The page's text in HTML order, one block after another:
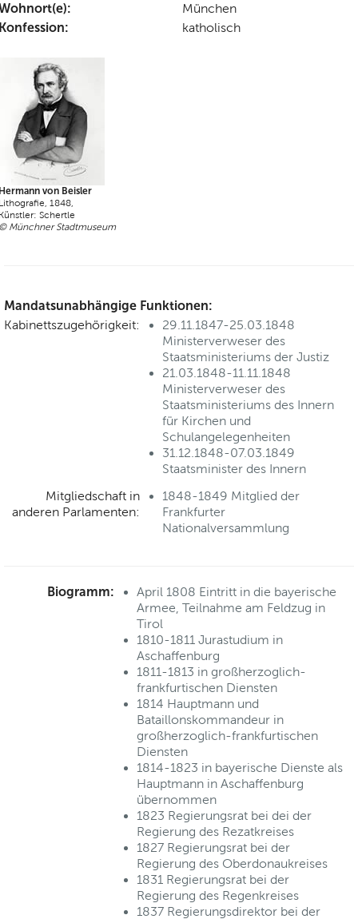
München
katholisch
von Beisler
1848,
Schertle
Münchner Stadtmuseum
Mandatsunabhängige Funktionen:
Kabinettszugehörigkeit:
29.11.1847-25.03.1848
Ministerverweser des
Staatsministeriums der Justiz
21.03.1848-11.11.1848
Ministerverweser des
Staatsministeriums des Innern
für Kirchen und
Schulangelegenheiten
31.12.1848-07.03.1849
Staatsminister des Innern
Mitgliedschaft in
anderen Parlamenten:
1848-1849 Mitglied der
Frankfurter
Nationalversammlung
Biogramm:
April 1808 Eintritt in die bayerische
Armee, Teilnahme am Feldzug in
Tirol
1810-1811 Jurastudium in
Aschaffenburg
1811-1813 in großherzoglich-
frankfurtischen Diensten
1814 Hauptmann und
Bataillonskommandeur in
großherzoglich-frankfurtischen
Diensten
1814-1823 in bayerische Dienste als
Hauptmann in Aschaffenburg
übernommen
1823 Regierungsrat bei dei der
Regierung des Rezatkreises
1827 Regierungsrat bei der
Regierung des Oberdonaukreises
1831 Regierungsrat bei der
Regierung des Regenkreises
1837 Regierungsdirektor bei der